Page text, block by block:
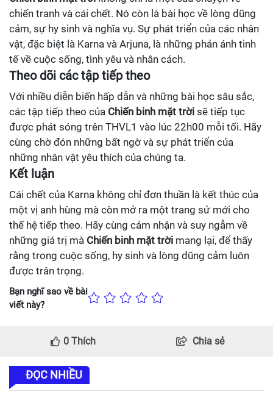
chiến tranh và cái chết. Nó còn là bài học về lòng dũng
cảm, sự hy sinh và nghĩa vụ. Sự phát triển của các nhân
vật, đặc biệt là Karna và Arjuna, là những phản ánh tinh
tế về cuộc sống, tình yêu và nhân cách.
Theo dõi các tập tiếp theo
Với nhiều diễn biến hấp dẫn và những bài học sâu sắc,
các tập tiếp theo của Chiến binh mặt trời sẽ tiếp tục
được phát sóng trên THVL1 vào lúc 22h00 mỗi tối. Hãy
cùng chờ đón những bất ngờ và sự phát triển của
những nhân vật yêu thích của chúng ta.
Kết luận
Cái chết của Karna không chỉ đơn thuần là kết thúc của
một vị anh hùng mà còn mở ra một trang sử mới cho
thế hệ tiếp theo. Hãy cùng cảm nhận và suy ngẫm về
những giá trị mà Chiến binh mặt trời mang lại, để thấy
rằng trong cuộc sống, hy sinh và lòng dũng cảm luôn
được trân trọng.
Bạn nghĩ sao về bài
viết này?
0 Thích Chia sẻ
ĐỌC NHIỀU